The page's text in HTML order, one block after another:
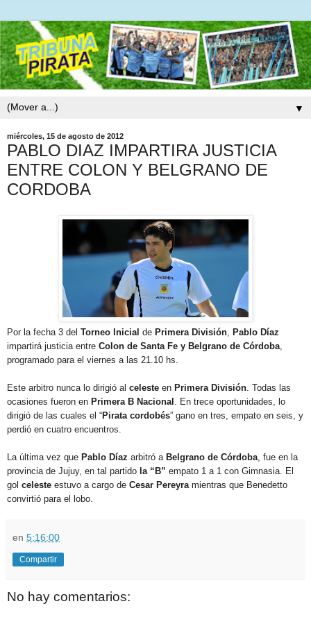
▼
miércoles, 15 de agosto de 2012
PABLO DIAZ IMPARTIRA JUSTICIA
ENTRE COLON Y BELGRANO DE
CORDOBA
Por la fecha 3 del Torneo Inicial de Primera División, Pablo Díaz
impartirá justicia entre Colon de Santa Fe y Belgrano de Córdoba,
programado para el viernes a las 21.10 hs.
Este arbitro nunca lo dirigió al celeste en Primera División. Todas las
ocasiones fueron en Primera B Nacional . En trece oportunidades, lo
dirigió de las cuales el “Pirata cordobés” gano en tres, empato en seis, y
perdió en cuatro encuentros.
La última vez que Pablo Díaz arbitró a Belgrano de Córdoba, fue en la
provincia de Jujuy, en tal partido la “B” empato 1 a 1 con Gimnasia. El
gol celeste estuvo a cargo de Cesar Pereyramientras que Benedetto
convirtió para el lobo.
en 5:16:00
Compartir
No hay comentarios: